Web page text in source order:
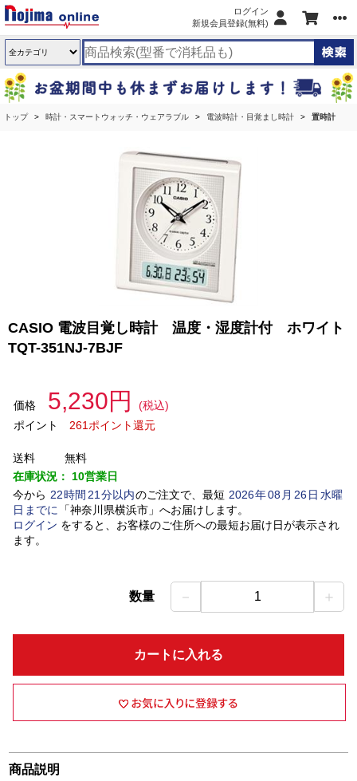
ログイン
新規会員登録(無料)
トップ 時計・スマートウォッチ・ウェアラブル 電波時計・目覚まし時計 置時計
CASIO 電波目覚し時計 温度・湿度計付 ホワイト
TQT-351NJ-7BJF
価格 5,230円
(税込)
ポイント
261ポイント還元
送料
無料
在庫状況： 10営業日
今から 22時間 21 分以内のご注文で、最短 2026年08 月 26日水曜
日 までに 「神奈川県横浜市」 へお届けします。
ログイン をすると、お客様のご住所への最短お届け日が表示され
ます。
数量 － 1 ＋
カートに入れる
商品説明